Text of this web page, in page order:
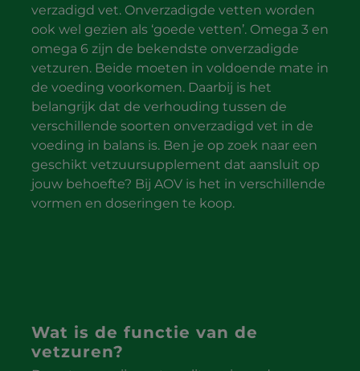
verzadigd vet. Onverzadigde vetten worden
ook wel gezien als ‘goede vetten’. Omega 3 en
omega 6 zijn de bekendste onverzadigde
vetzuren. Beide moeten in voldoende mate in
de voeding voorkomen. Daarbij is het
belangrijk dat de verhouding tussen de
verschillende soorten onverzadigd vet in de
voeding in balans is. Ben je op zoek naar een
geschikt vetzuursupplement dat aansluit op
jouw behoefte? Bij AOV is het in verschillende
vormen en doseringen te koop.
Wat is de functie van de
vetzuren?